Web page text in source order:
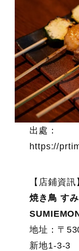
出處：
https://
【店鋪資訊
焼き鳥 す
SUMIEMON
地址：〒
新地1-3-3